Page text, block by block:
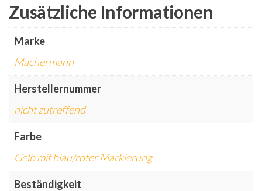
Zusätzliche Informationen
Marke
Machermann
Herstellernummer
nicht zutreffend
Farbe
Gelb mit blau/roter Markierung
Beständigkeit